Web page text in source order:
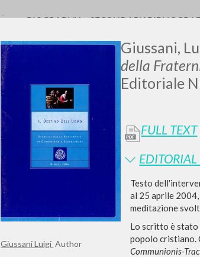
Giussani Luigi Author
Giussani,
della
Editoriale
FULL TEXT
EDITORIAL
Testo
al 25 aprile
meditazione
Lo scritto è stato
popolo cristiano.
Communionis-
BIOGRAPHY SECONDARY